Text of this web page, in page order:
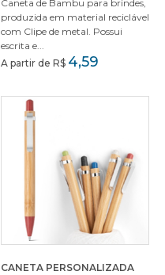
Caneta de Bambu para brindes,
produzida em material reciclável
com Clipe de metal. Possui
escrita e...
A partir de R$ 4,59
CANETA PERSONALIZADA